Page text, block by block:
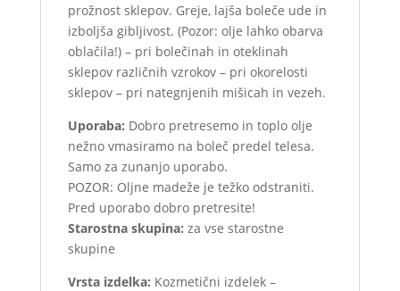
prožnost sklepov. Greje, lajša boleče ude in
izboljša gibljivost. (Pozor: olje lahko obarva
oblačila!) – pri bolečinah in oteklinah
sklepov različnih vzrokov – pri okorelosti
sklepov – pri nategnjenih mišicah in vezeh.
Uporaba: Dobro pretresemo in toplo olje
nežno vmasiramo na boleč predel telesa.
Samo za zunanjo uporabo.
POZOR: Oljne madeže je težko odstraniti.
Pred uporabo dobro pretresite!
Starostna skupina: za vse starostne
skupine
Vrsta izdelka: Kozmetični izdelek –